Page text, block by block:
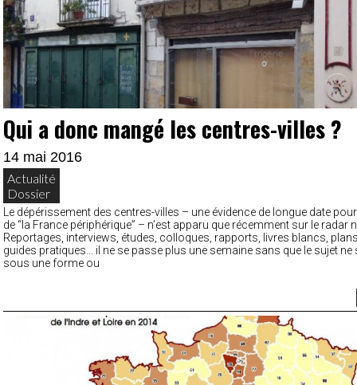
Qui a donc mangé les centres-villes ?
14 mai 2016
Actualité
Dossier
Le dépérissement des centres-villes – une évidence de longue date
de “la France périphérique” – n’est apparu que récemment sur le radar
Reportages, interviews, études, colloques, rapports, livres blancs,
guides pratiques… il ne se passe plus une semaine sans que le sujet ne
sous une forme ou